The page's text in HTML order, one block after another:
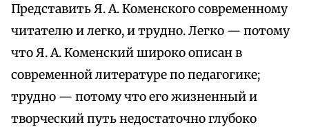
Представить Я. А. Коменского современному
читателю и легко, и трудно. Легко — потому
что Я. А. Коменский широко описан в
современной литературе по педагогике;
трудно — потому что его жизненный и
творческий путь недостаточно глубоко